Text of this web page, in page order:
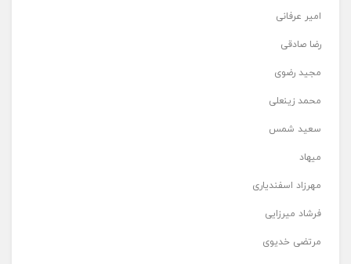
امیر عرفانی
رضا صادقی
مجید رضوی
محمد زینعلی
سعید شمس
میهاد
مهرزاد اسفندیاری
فرشاد میرزایی
مرتضی خدیوی